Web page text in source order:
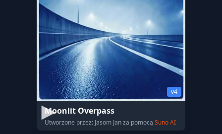
v4
Moonlit Overpass
Utworzone przez: Jasom Jan za pomocą Suno AI